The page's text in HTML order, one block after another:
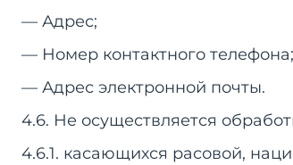
— Адрес;
— Номер контактного телефона;
— Адрес электронной почты.
4.6. Не осуществляется
4.6.1. касающихся расовой,